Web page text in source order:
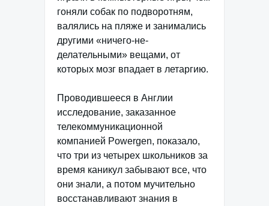
гоняли собак по подворотням,
валялись на пляже и занимались
другими «ничего-не-
делательными» вещами, от
которых мозг впадает в летаргию.
Проводившееся в Англии
исследование, заказанное
телекоммуникационной
компанией Powergen, показало,
что три из четырех школьников за
время каникул забывают все, что
они знали, а потом мучительно
восстанавливают знания в